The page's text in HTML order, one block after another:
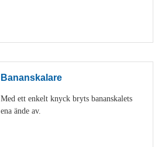
Bananskalare
Med ett enkelt knyck bryts bananskalets
ena ände av.